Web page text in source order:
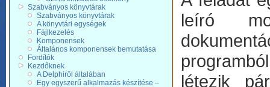
Szabványos könyvtárak
Szabványos könyvtárak
A könyvtári egységek
Fájlkezelés
Komponensek
Általános komponensek bemutatása
Fordítók
Kezdőknek
A Delphiről általában
Egy egyszerű alkalmazás készítése –
leíró
létezik